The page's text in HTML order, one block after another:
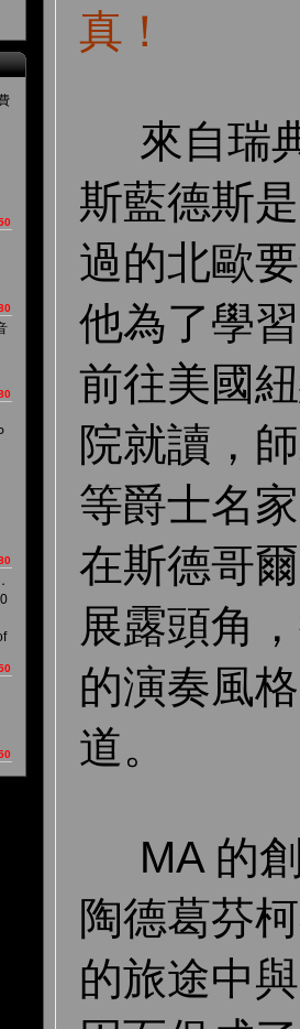
真！
來自瑞
斯藍德斯
過的北歐
他為了學
前往美國
院就讀，
等爵士名
在斯德哥
展露頭角
的演奏風
道。
MA 的創
陶德葛芬
的旅途中